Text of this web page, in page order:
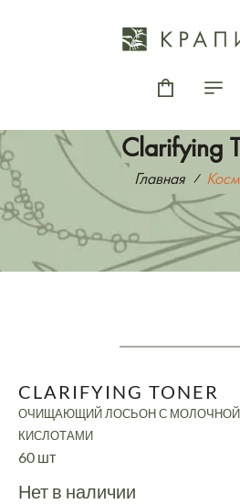
Clarifying
Главная
CLARIFYING TONER
ОЧИЩАЮЩИЙ ЛОСЬОН С МОЛОЧНОЙ
КИСЛОТАМИ
60 шт
Нет в наличии